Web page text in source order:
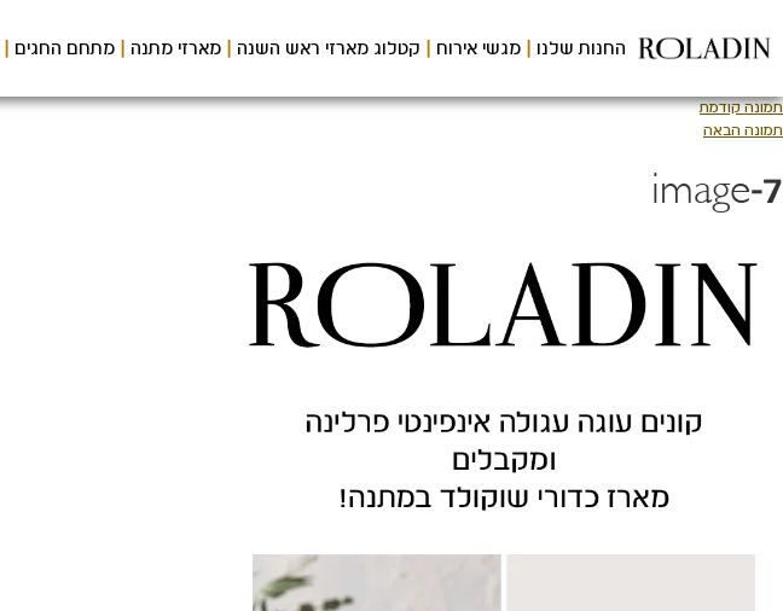
לתוכן
המרכזי
החנות שלנו מגשי אירוח קטלוג מארזי ראש השנה מארזי מתנה מתחם החגים
תמונה קודמת
תמונה הבאה
image-7